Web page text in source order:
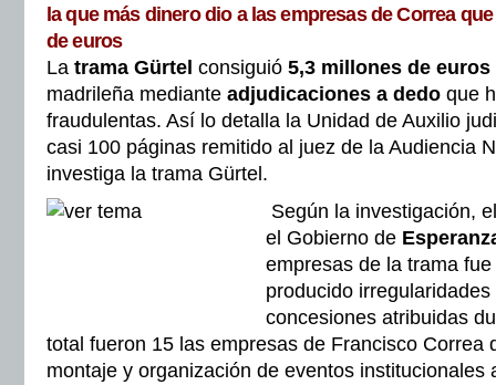
la que más dinero dio a las empresas de Correa
de euros
La trama Gürtel consiguió 5,3 millones de euros
madrileña mediante adjudicaciones a dedo que
fraudulentas. Así lo detalla la Unidad de Auxilio
casi 100 páginas remitido al juez de la Audiencia
investiga la trama Gürtel.
Según la investigación,
el Gobierno de
empresas de la trama
producido
concesiones atribuidas
total fueron 15 las empresas de Francisco Correa
montaje y organización de eventos institucionales